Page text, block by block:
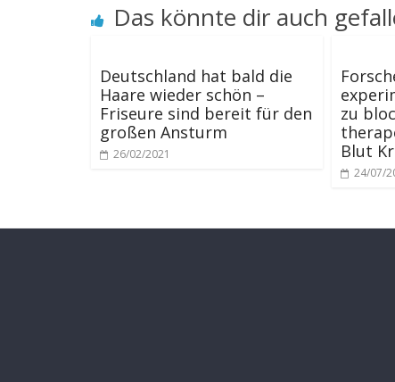
Das könnte dir auch
Deutschland hat bald die
Haare wieder schön –
Friseure sind bereit für den
großen Ansturm
26/02/2021
zu
Blut
24/07/